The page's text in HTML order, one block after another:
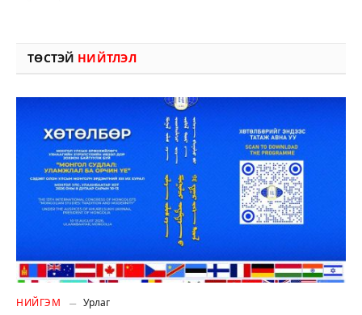
ТӨСТЭЙ НИЙТЛЭЛ
НИЙГЭМ Урлаг